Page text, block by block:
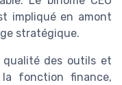
impliqué en amont
stratégique.
des outils et
fonction finance,